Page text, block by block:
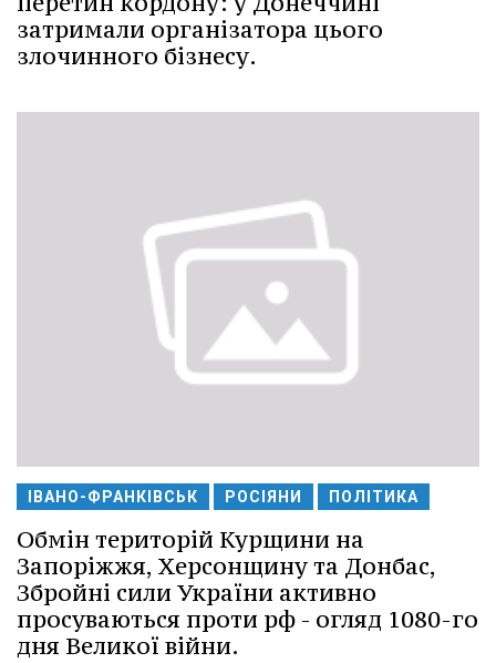
затримали організатора цього
злочинного бізнесу.
ІВАНО-ФРАНКІВСЬК РОСІЯНИ ПОЛІТИКА
Обмін територій Курщини на
Запоріжжя, Херсонщину та Донбас,
Збройні сили України активно
просуваються проти рф - огляд 1080-го
дня Великої війни.